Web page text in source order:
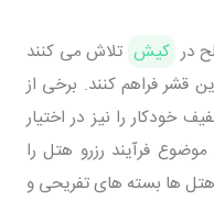
در کیش تلاش می کنند
قشر فراهم کنند. برخی از
خودکار را نیز در اختیار
فرآیند رزرو هتل را
ها بسته های تفریحی و